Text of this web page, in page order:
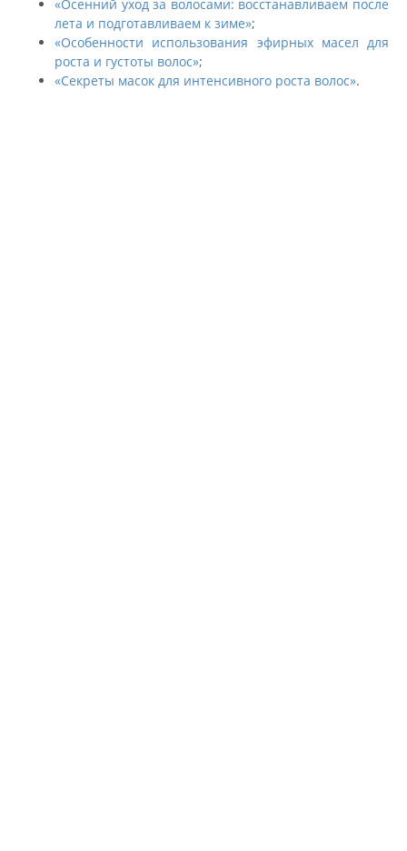
«Осенний уход за волосами: восстанавливаем после
лета и подготавливаем к зиме»;
«Особенности использования эфирных масел для
роста и густоты волос»;
«Секреты масок для интенсивного роста волос».